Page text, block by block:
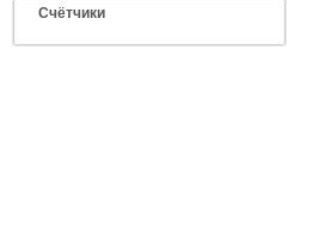
Счётчики